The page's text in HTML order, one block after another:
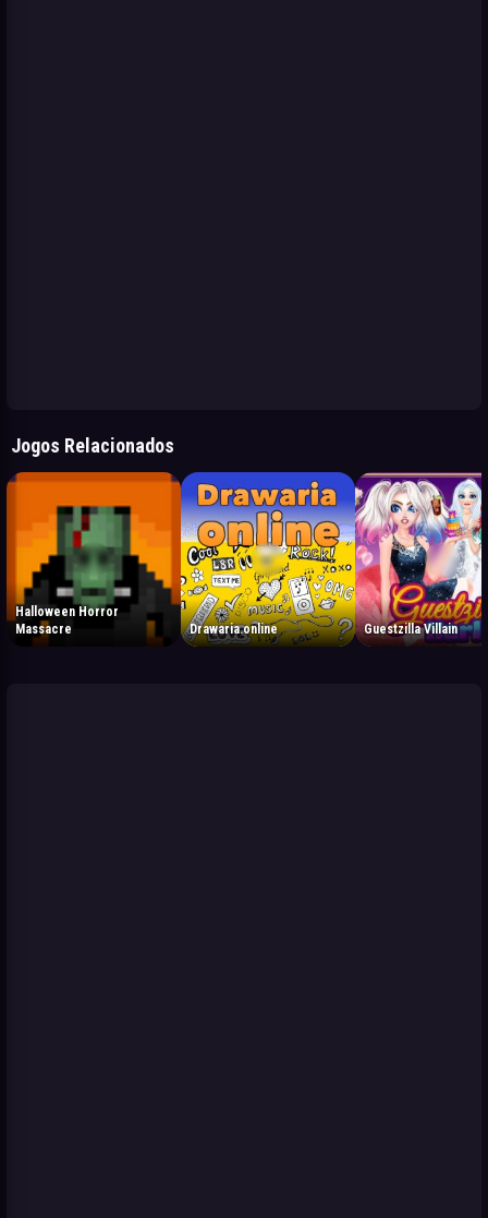
Jogos Relacionados
Halloween Horror
Massacre
Drawaria.online Guestzilla Villain